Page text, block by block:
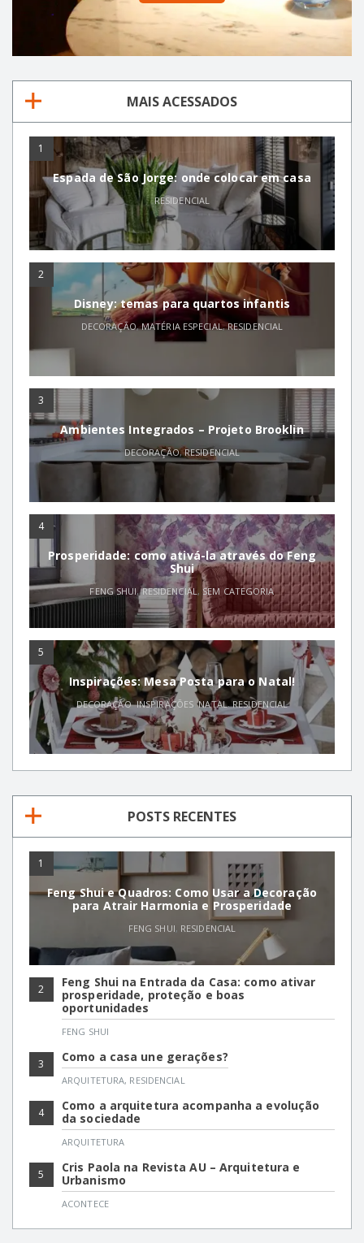
MAIS ACESSADOS
1
Espada de São Jorge: onde colocar em casa
RESIDENCIAL
2
Disney: temas para quartos infantis
DECORAÇÃO,MATÉRIA ESPECIAL,RESIDENCIAL
3
Ambientes Integrados – Projeto Brooklin
DECORAÇÃO,RESIDENCIAL
4
Prosperidade: como ativá-la através do Feng
Shui
FENG SHUI,RESIDENCIAL ,SEM CATEGORIA
5
Inspirações: Mesa Posta para o Natal!
DECORAÇÃO,INSPIRAÇÕES ,NATAL,RESIDENCIAL
POSTS RECENTES
1
Feng Shui e Quadros: Como Usar a Decoração
para Atrair Harmonia e Prosperidade
FENG SHUI, RESIDENCIAL
2
Feng Shui na Entrada da Casa: como ativar
prosperidade, proteção e boas
oportunidades
FENG SHUI
3 Como a casa une gerações?
ARQUITETURA, RESIDENCIAL
4
Como a arquitetura acompanha a evolução
da sociedade
ARQUITETURA
5
Cris Paola na Revista AU – Arquitetura e
Urbanismo
ACONTECE